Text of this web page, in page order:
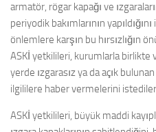
armatör, rögar kapağı ve
periyodik bakımlarının
önlemlere karşın bu hırsızlığın
ASKİ yetkilileri, kurumlarla birlikte
yerde ızgarasız ya da açık
ilgililere haber vermelerini
ASKİ yetkilileri, büyük maddi